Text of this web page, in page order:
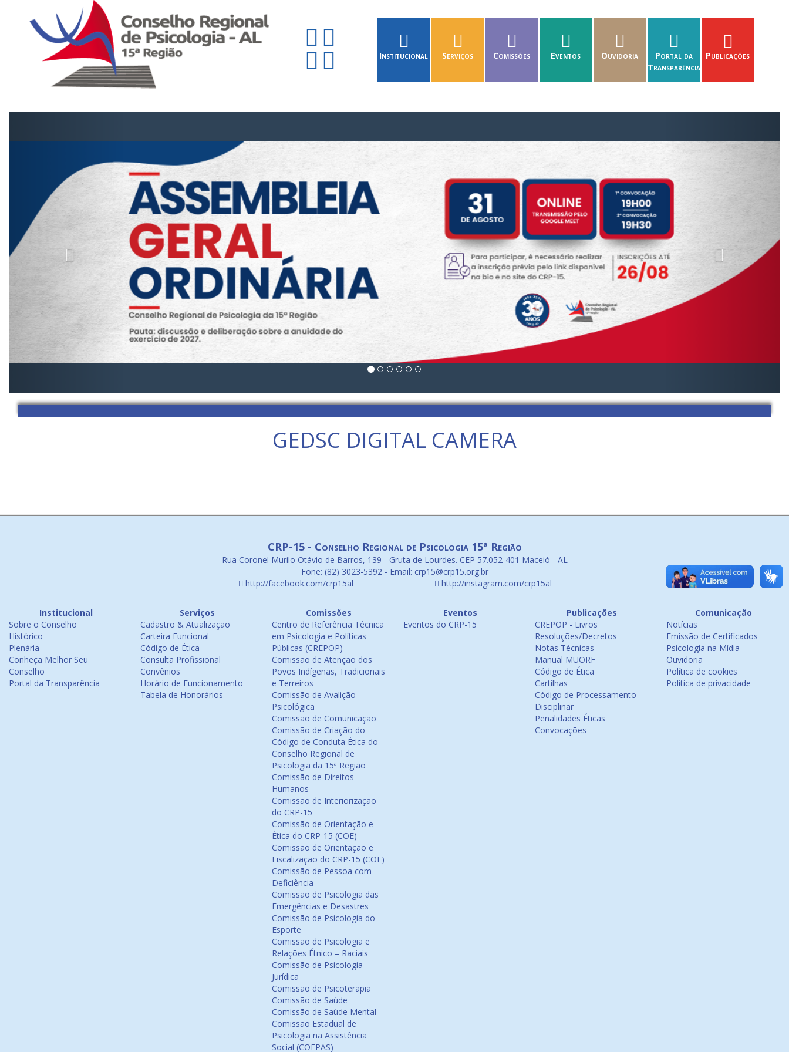
Institucional Serviços Comissões Eventos Ouvidoria
Portal da
Transparência
Publicações
GEDSC DIGITAL CAMERA
CRP-15 - Conselho Regional de Psicologia 15ª Região
Rua Coronel Murilo Otávio de Barros, 139 - Gruta de Lourdes. CEP 57.052-401 Maceió - AL
Fone: (82) 3023-5392 - Email: crp15@crp15.org.br
http://facebook.com/crp15al
http://instagram.com/crp15al
Institucional
Sobre o Conselho
Histórico
Plenária
Conheça Melhor Seu
Conselho
Portal da Transparência
Serviços
Cadastro & Atualização
Carteira Funcional
Código de Ética
Consulta Profissional
Convênios
Horário de Funcionamento
Tabela de Honorários
Comissões
Centro de Referência Técnica
em Psicologia e Políticas
Públicas (CREPOP)
Comissão de Atenção dos
Povos Indígenas, Tradicionais
e Terreiros
Comissão de Avalição
Psicológica
Comissão de Comunicação
Comissão de Criação do
Código de Conduta Ética do
Conselho Regional de
Psicologia da 15ª Região
Comissão de Direitos
Humanos
Comissão de Interiorização
do CRP-15
Comissão de Orientação e
Ética do CRP-15 (COE)
Comissão de Orientação e
Fiscalização do CRP-15 (COF)
Comissão de Pessoa com
Deficiência
Comissão de Psicologia das
Emergências e Desastres
Comissão de Psicologia do
Esporte
Comissão de Psicologia e
Relações Étnico – Raciais
Comissão de Psicologia
Jurídica
Comissão de Psicoterapia
Comissão de Saúde
Comissão de Saúde Mental
Comissão Estadual de
Psicologia na Assistência
Social (COEPAS)
Eventos
Eventos do CRP-15
Publicações
CREPOP - Livros
Resoluções/Decretos
Notas Técnicas
Manual MUORF
Código de Ética
Cartilhas
Código de Processamento
Disciplinar
Penalidades Éticas
Convocações
Comunicação
Notícias
Emissão de Certificados
Psicologia na Mídia
Ouvidoria
Política de cookies
Política de privacidade